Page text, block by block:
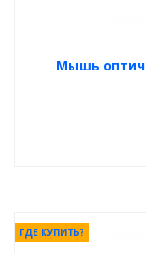
Мышь
ГДЕ КУПИТЬ?